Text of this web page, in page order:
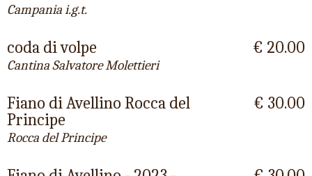
Campania i.g.t.
coda di volpe
Cantina Salvatore Molettieri
€ 20.00
Fiano di Avellino Rocca del
Principe
Rocca del Principe
€ 30.00